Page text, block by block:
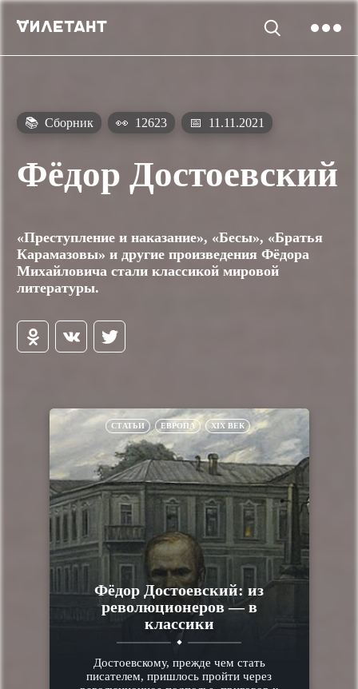
📚 Сборник 👀 12623 📅 11.11.2021
Фёдор Достоевский
«Преступление и наказание», «Бесы», «Братья
Карамазовы» и другие произведения Фёдора
Михайловича стали классикой мировой
литературы.
СТАТЬИ ЕВРОПА XIX ВЕК
Фёдор Достоевский: из
революционеров — в
классики
Достоевскому, прежде чем стать
писателем, пришлось пройти через